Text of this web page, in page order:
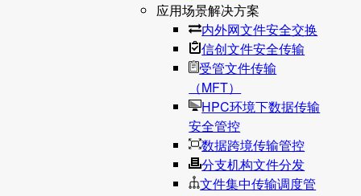
应用场景解决方案
内外网文件安全交换
信创文件安全传输
受管文件传输
（MFT）
HPC环境下数据传输
安全管控
数据跨境传输管控
分支机构文件分发
文件集中传输调度管